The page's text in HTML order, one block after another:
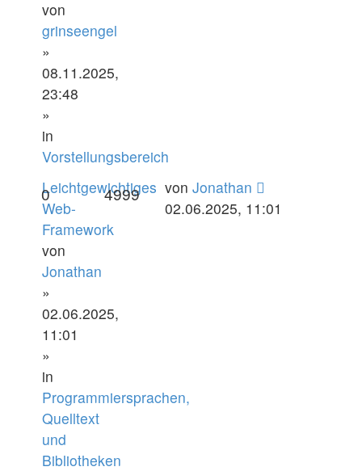
von
grinseengel
»
08.11.2025,
23:48
»
in
Vorstellungsbereich
Leichtgewichtiges
Web-
Framework
von
Jonathan
»
02.06.2025,
11:01
»
in
Programmiersprachen,
Quelltext
und
Bibliotheken
0 4999 von Jonathan
02.06.2025, 11:01